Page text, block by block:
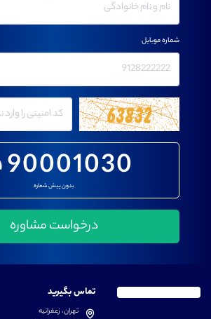
90001030
بدون پیش شماره
شماره موبایل
تماس بگیرید
تهران، زعفرانیه